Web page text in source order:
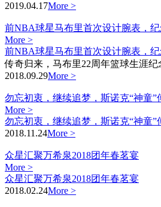
2019.04.17More >
前NBA球星马布里首次设计腕表，
More >
前NBA球星马布里首次设计腕表，
传奇归来，马布里22周年篮球生涯纪
2018.09.29More >
勿忘初衷，继续追梦，斯诺克“神童”
More >
勿忘初衷，继续追梦，斯诺克“神童”
2018.11.24More >
众星汇聚万希泉2018团年春茗宴
More >
众星汇聚万希泉2018团年春茗宴
2018.02.24More >